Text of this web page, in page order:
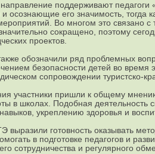
поддерживают педагоги
и осознающие его значимость,
Во многом это связано
сокращено, поэтому
проектов.
обозначили ряд проблемных
безопасности детей во
сопровождении туристско-
участники пришли к общему
в школах. Подобная
укреплению здоровья и
готовность оказывать
в подготовке педагогов и
сотрудничества и регулярного